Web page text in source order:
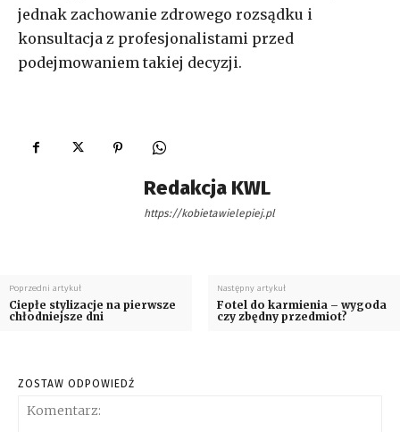
jednak zachowanie zdrowego rozsądku i
konsultacja z profesjonalistami przed
podejmowaniem takiej decyzji.
Redakcja KWL
https://kobietawielepiej.pl
Poprzedni artykuł
Ciepłe stylizacje na pierwsze
chłodniejsze dni
Następny artykuł
Fotel do karmienia – wygoda
czy zbędny przedmiot?
ZOSTAW ODPOWIEDŹ